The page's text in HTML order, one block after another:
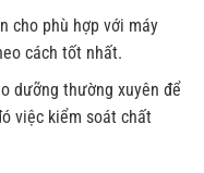
cho phù hợp với máy
cách tốt nhất.
dưỡng thường xuyên để
việc kiểm soát chất